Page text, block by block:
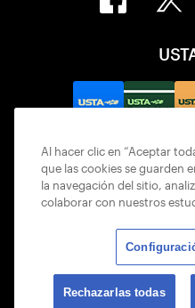
© 2026 USTA ALL
Al hacer clic en “Aceptar
que las cookies se guarden
la navegación del sitio,
colaborar con nuestros
Rechazarlas todas